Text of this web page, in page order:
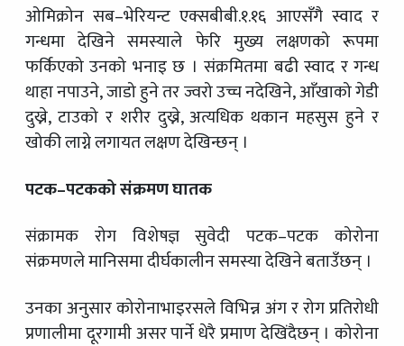
ओमिक्रोन सब–भेरियन्ट एक्सबीबी.१.१६ आएसँगै स्वाद र
गन्धमा देखिने समस्याले फेरि मुख्य लक्षणको रूपमा
फर्किएको उनको भनाइ छ । संक्रमितमा बढी स्वाद र गन्ध
थाहा नपाउने, जाडो हुने तर ज्वरो उच्च नदेखिने, आँखाको गेडी
दुख्ने, टाउको र शरीर दुख्ने, अत्यधिक थकान महसुस हुने र
खोकी लाग्ने लगायत लक्षण देखिन्छन् ।
पटक–पटकको संक्रमण घातक
संक्रामक रोग विशेषज्ञ सुवेदी पटक–पटक कोरोना
संक्रमणले मानिसमा दीर्घकालीन समस्या देखिने बताउँछन् ।
उनका अनुसार कोरोनाभाइरसले विभिन्न अंग र रोग प्रतिरोधी
प्रणालीमा दूरगामी असर पार्ने धेरै प्रमाण देखिंदैछन् । कोरोना